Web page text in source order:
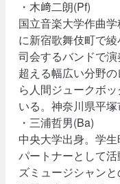
・木﨑二朗(Pf)
国立音楽大学作曲
に新宿歌舞伎町で
司会するバンドで
超える幅広い分野
ら人間ジュークボ
いる。神奈川県平
・三浦哲男(Ba)
中央大学出身。学
パートナーとして
ズミュージシャンと